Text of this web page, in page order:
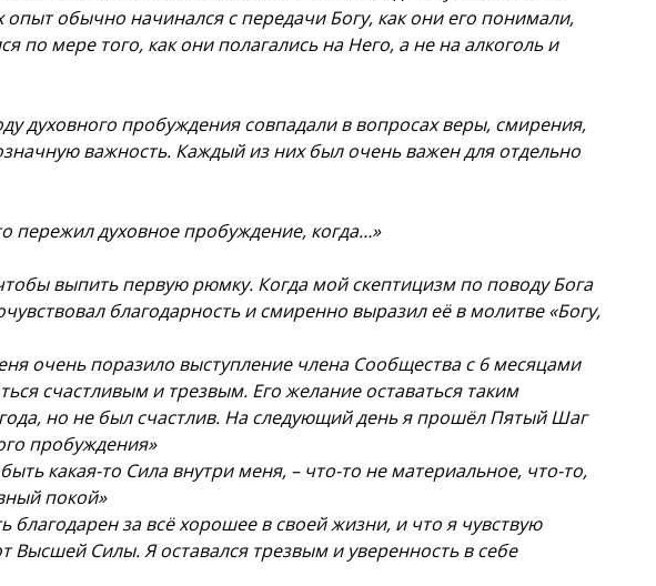
обычно начинался с передачи Богу, как они его понимали,
по мере того, как они полагались на Него, а не на алкоголь и
духовного пробуждения совпадали в вопросах веры, смирения,
важность. Каждый из них был очень важен для отдельно
пережил духовное пробуждение, когда…»
выпить первую рюмку. Когда мой скептицизм по поводу Бога
благодарность и смиренно выразил её в молитве «Богу,
очень поразило выступление члена Сообщества с 6 месяцами
счастливым и трезвым. Его желание оставаться таким
но не был счастлив. На следующий день я прошёл Пятый Шаг
пробуждения»
какая-то Сила внутри меня, – что-то не материальное, что-то,
покой»
за всё хорошее в своей жизни, и что я чувствую
Высшей Силы. Я оставался трезвым и уверенность в себе